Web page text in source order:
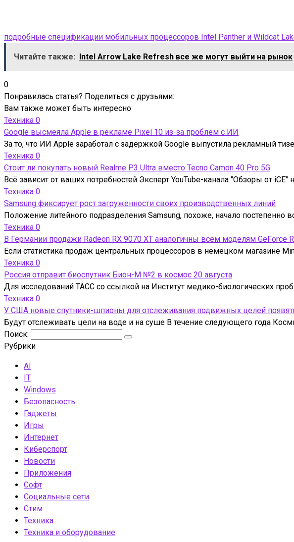
подробные спецификации мобильных процессоров Intel Panther и Wildcat
Читайте также: Intel Arrow Lake Refresh все же могут выйти на рынок
0
Понравилась статья? Поделиться с друзьями:
Вам также может быть интересно
Техника 0
Google высмеяла Apple в рекламе Pixel 10 из-за проблем с ИИ
За то, что ИИ Apple заработал с задержкой Google выпустила рекламный
Техника 0
Стоит ли покупать новый Realme P3 Ultra вместо Tecno Camon 40 Pro 5G
Всё зависит от ваших потребностей Эксперт YouTube-канала "Обзоры от
Техника 0
Samsung фиксирует рост загруженности своих производственных линий
Положение литейного подразделения Samsung, похоже, начало постепенно
Техника 0
В Германии продажи Radeon RX 9070 XT аналогичны всем моделям GeForce
Если статистика продаж центральных процессоров в немецком магазине
Техника 0
Россия отправит биоспутник Бион-М №2 в космос 20 августа
Для исследований ТАСС со ссылкой на Институт медико-биологических
Техника 0
У США новые спутники-шпионы для отслеживания подвижных целей
Будут отслеживать цели на воде и на суше В течение следующего года
Поиск:
Рубрики
AI
IT
Windows
Безопасность
Гаджеты
Игры
Интернет
Киберспорт
Новости
Приложения
Софт
Социальные сети
Стим
Техника
Техника и оборудование